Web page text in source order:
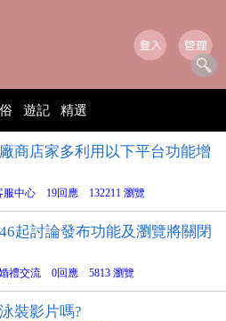
遊記 精選
商店家多利用以下平台功能增
服中心 19回應 132211 瀏覽
起討論發布功能及瀏覽將關閉
禮交流 0回應 5813 瀏覽
裝影片嗎?